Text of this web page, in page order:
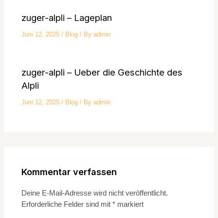
zuger-alpli – Lageplan
Juni 12, 2025/ Blog / Byadmin
zuger-alpli – Ueber die Geschichte des
Alpli
Juni 12, 2025/ Blog / Byadmin
Kommentar verfassen
Deine E-Mail-Adresse wird nicht veröffentlicht.
Erforderliche Felder sind mit* markiert